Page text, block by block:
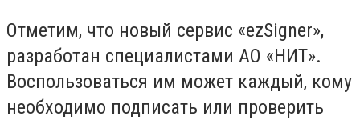
Отметим, что новый сервис «ezSigner»,
разработан специалистами АО «НИТ».
Воспользоваться им может каждый, кому
необходимо подписать или проверить